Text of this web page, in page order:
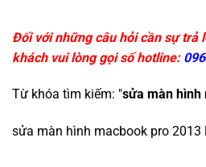
Đối với những câu hỏi cần sự trả
khách vui lòng gọi số hotline:
Từ khóa tìm kiếm: "sửa màn hình
sửa màn hình macbook pro 2013